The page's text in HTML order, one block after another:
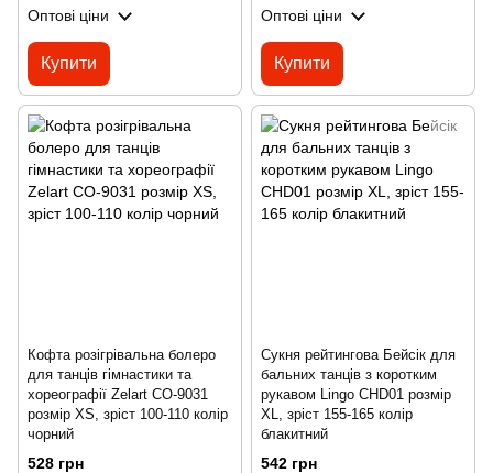
Оптові ціни
Купити
Оптові ціни
Купити
Кофта розігрівальна болеро
для танців гімнастики та
хореографії Zelart CO-9031
розмір XS, зріст 100-110 колір
чорний
528 грн
Сукня рейтингова Бейсік для
бальних танців з коротким
рукавом Lingo CHD01 розмір
XL, зріст 155-165 колір
блакитний
542 грн